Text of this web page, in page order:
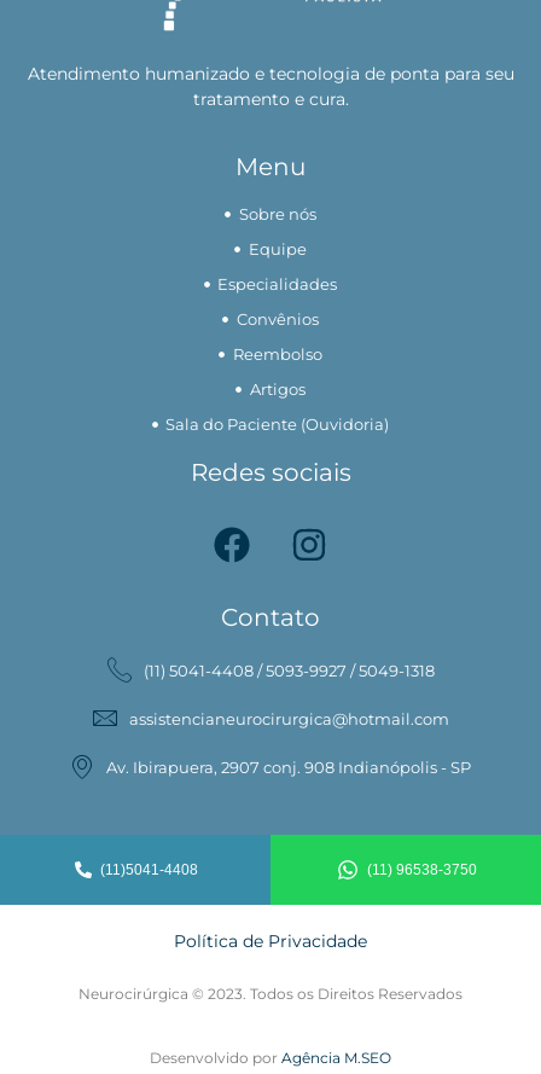
Atendimento humanizado e tecnologia de ponta para seu
tratamento e cura.
Menu
Sobre nós
Equipe
Especialidades
Convênios
Reembolso
Artigos
Sala do Paciente (Ouvidoria)
Redes sociais
Contato
(11) 5041-4408 / 5093-9927 / 5049-1318
assistencianeurocirurgica@hotmail.com
Av. Ibirapuera, 2907 conj. 908 Indianópolis - SP
(11)5041-4408 (11) 96538-3750
Política de Privacidade
Neurocirúrgica © 2023. Todos os Direitos Reservados
Desenvolvido por Agência M.SEO